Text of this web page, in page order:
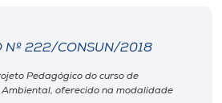
Nº 222/CONSUN/2018
Pedagógico do curso de
oferecido na modalidade